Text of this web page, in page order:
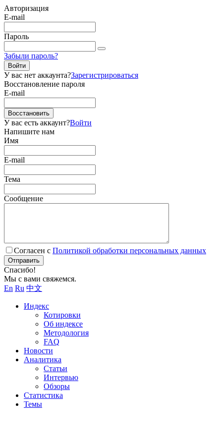
Авторизация
E-mail
Пароль
Забыли пароль?
Войти
У вас нет аккаунта?Зарегистрироваться
Восстановление пароля
E-mail
Восстановить
У вас есть аккаунт?Войти
Напишите нам
Имя
E-mail
Тема
Сообщение
Согласен с Политикой обработки персональных данных
Отправить
Спасибо!
Мы с вами свяжемся.
En Ru 中文
Индекс
Котировки
Об индексе
Методология
FAQ
Новости
Аналитика
Статьи
Интервью
Обзоры
Статистика
Темы